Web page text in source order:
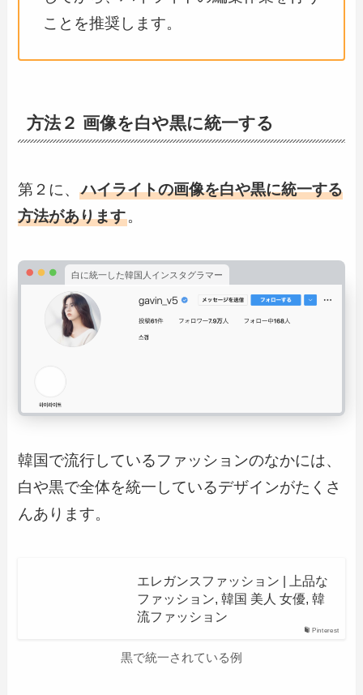
ことを推奨します。
方法２ 画像を白や黒に統一する
第２に、ハイライトの画像を白や黒に統一する
方法があります。
白に統一した韓国人インスタグラマー
韓国で流行しているファッションのなかには、
白や黒で全体を統一しているデザインがたくさ
んあります。
Pinterest
エレガンスファッション | 上品な
ファッション, 韓国 美人 女優, 韓
流ファッション
黒で統一されている例